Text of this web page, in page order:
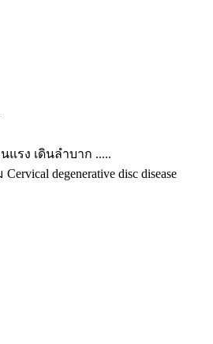
รง เดินลำบาก .....
degenerative disc disease